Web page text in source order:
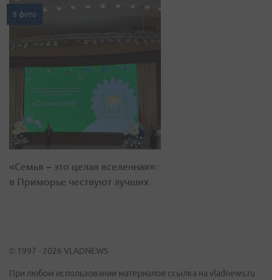
8 фото
«Семья – это целая вселенная»:
в Приморье чествуют лучших
© 1997 - 2026 VLADNEWS
При любом использовании материалов ссылка на vladnews.ru